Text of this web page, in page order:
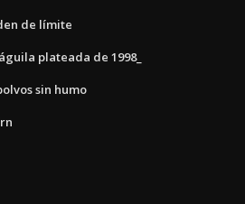
de límite
plateada de 1998_
sin humo